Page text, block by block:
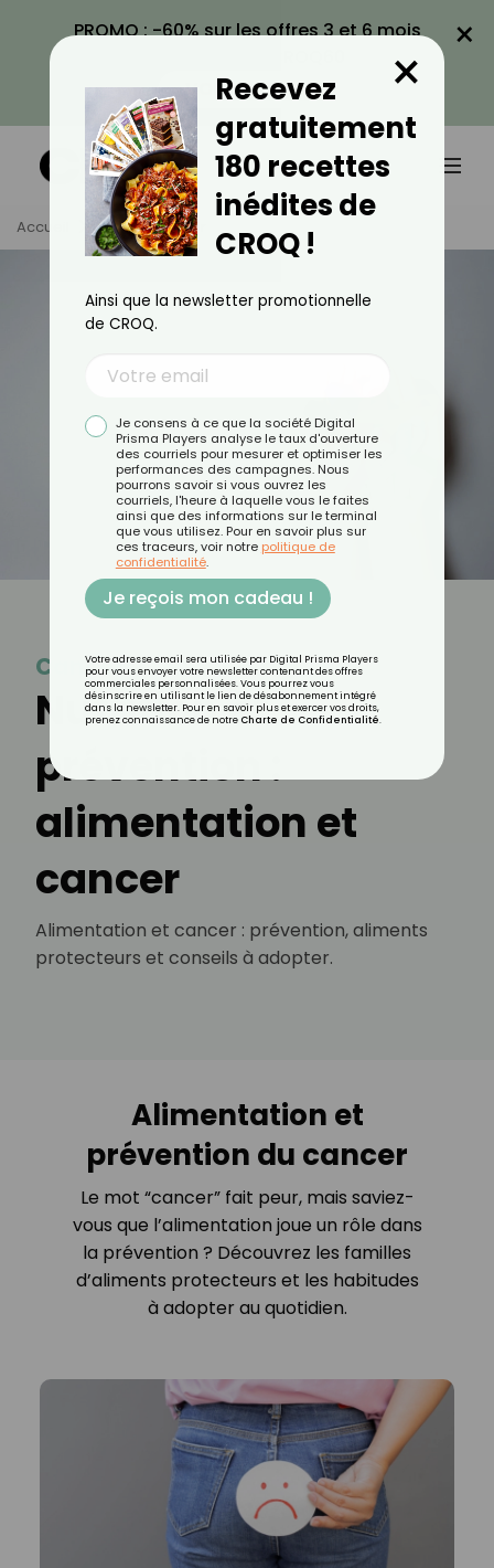
PROMO : -60% sur les offres 3 et 6 mois
VOIR LA PROMO
×
Accueil Tag Cancer
Cancer
Nutrition et
prévention :
alimentation et
cancer
Alimentation et cancer : prévention, aliments
protecteurs et conseils à adopter.
Alimentation et
prévention du cancer
Le mot “cancer” fait peur, mais saviez-
vous que l’alimentation joue un rôle dans
la prévention ? Découvrez les familles
d’aliments protecteurs et les habitudes
à adopter au quotidien.
Recevez
gratuitement
180 recettes
inédites de
CROQ !
×
Ainsi que la newsletter promotionnelle
de CROQ.
Je consens à ce que la société Digital
Prisma Players analyse le taux d'ouverture
des courriels pour mesurer et optimiser les
performances des campagnes. Nous
pourrons savoir si vous ouvrez les
courriels, l'heure à laquelle vous le faites
ainsi que des informations sur le terminal
que vous utilisez. Pour en savoir plus sur
ces traceurs, voir notre politique de
confidentialité.
Je reçois mon cadeau !
Votre adresse email sera utilisée par Digital Prisma Players
pour vous envoyer votre newsletter contenant des offres
commerciales personnalisées. Vous pourrez vous
désinscrire en utilisant le lien de désabonnement intégré
dans la newsletter. Pour en savoir plus et exercer vos droits,
prenez connaissance de notre Charte de Confidentialité.